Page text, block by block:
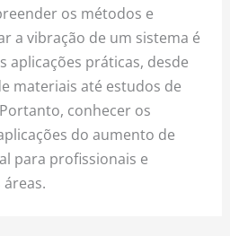
os métodos e
a vibração de um sistema é
aplicações práticas, desde
materiais até estudos de
conhecer os
do aumento de
para profissionais e